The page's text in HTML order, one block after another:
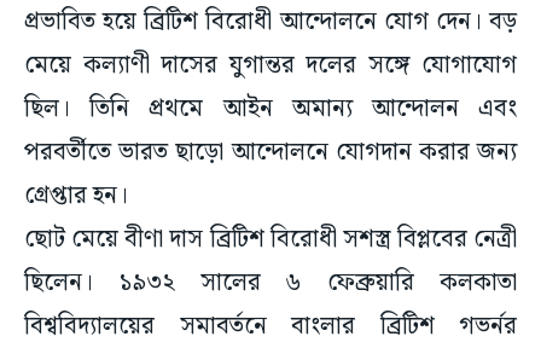
প্রভাবিত হয়ে ব্রিটিশ বিরোধী আন্দোলনে যোগ দেন। বড়
মেয়ে কল্যাণী দাসের যুগান্তর দলের সঙ্গে যোগাযোগ
ছিল। তিনি প্রথমে আইন অমান্য আন্দোলন এবং
পরবর্তীতে ভারত ছাড়ো আন্দোলনে যোগদান করার জন্য
গ্রেপ্তার হন।
ছোট মেয়ে বীণা দাস ব্রিটিশ বিরোধী সশস্ত্র বিপ্লবের নেত্রী
ছিলেন। ১৯৩২ সালের ৬ ফেব্রুয়ারি কলকাতা
বিশ্ববিদ্যালয়ের সমাবর্তনে বাংলার ব্রিটিশ গভর্নর